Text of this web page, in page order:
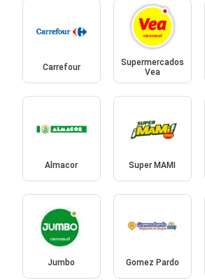
Carrefour
Supermercados
Vea
Almacor Super MAMI
Jumbo Gomez Pardo